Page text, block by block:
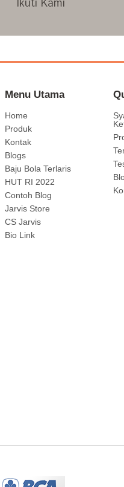
Ikuti Kami
Menu Utama
Home
Produk
Kontak
Blogs
Baju Bola Terlaris
HUT RI 2022
Contoh Blog
Jarvis Store
CS Jarvis
Bio Link